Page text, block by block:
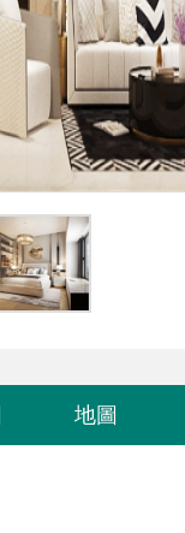
地圖